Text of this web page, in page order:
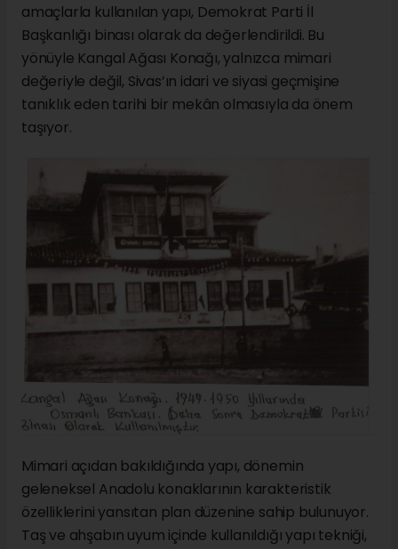
amaçlarla kullanılan yapı, Demokrat Parti İl
Başkanlığı binası olarak da değerlendirildi. Bu
yönüyle Kangal Ağası Konağı, yalnızca mimari
değeriyle değil, Sivas’ın idari ve siyasi geçmişine
tanıklık eden tarihi bir mekân olmasıyla da önem
taşıyor.
Mimari açıdan bakıldığında yapı, dönemin
geleneksel Anadolu konaklarının karakteristik
özelliklerini yansıtan plan düzenine sahip bulunuyor.
Taş ve ahşabın uyum içinde kullanıldığı yapı tekniği,